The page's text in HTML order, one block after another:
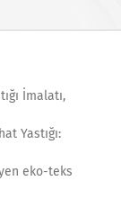
İmalatı,
Yastığı:
eko-teks